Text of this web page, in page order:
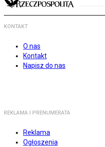
KONTAKT
O nas
Kontakt
Napisz do nas
REKLAMA I PRENUMERATA
Reklama
Ogłoszenia